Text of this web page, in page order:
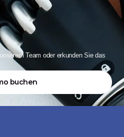
Team oder erkunden Sie das
buchen